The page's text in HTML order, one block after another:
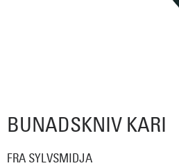
BUNADSKNIV KARI
FRA SYLVSMIDJA